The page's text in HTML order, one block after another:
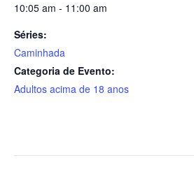
10:05 am - 11:00 am
Séries:
Caminhada
Categoria de Evento:
Adultos acima de 18 anos